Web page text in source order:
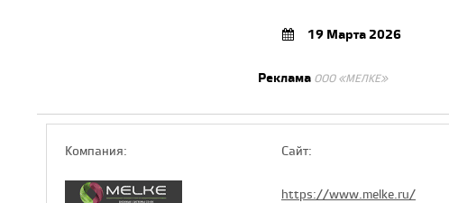
19 Марта 2026
Реклама ООО «МЕЛКЕ»
Компaния: Сайт:
https://www.melke.ru/